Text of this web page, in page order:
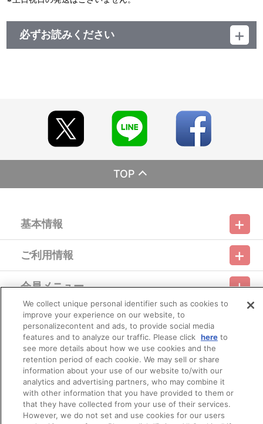
必ずお読みください
■特典について
※BVC全巻予約特典『選べる！添い寝もできるでかクロス』な
らびに『オリジナルクリアファイル5枚セット』について、
また、BVC第1巻早期予約特典『オリジナルゴブタステッカ
ー』の特典付与条件や特典付与期間につきましては、
（https://bvc.bandaivisual.co.jp/feature/279/）
および本商品ページに掲載されている内容・注記をあらかじ
※商品画像はイメージです。実際の商品仕様が異なる場合がご
ざいます。あらかじめご了承ください。
■ご注文・お支払いについて
※決済方法「オンライン収納」を選択時は、メールにてご案内
させて頂きましたお支払期日までに
として手続きを致します。
いかなる理由でも、決済期間の延長は対応出来かねます。
なお、2019年1月18日（金）以降は、「マイページ」の「注
文・配送状況」からでもお支払に関するURLをご確認いただけま
※お客様都合による決済後のキャンセルは出来かねます。
※以下のご注文は、キャンセルさせて頂く場合がございます。
（１）転売、再販売または営利目的の恐れがある注文と判断
した場合
（２）購入上限のある商品を個人またはグループが繰り返し
注文した場合
TOP
基本情報
利用規約 特定商取引法に基づく表示
ご利用情報
ご利用ガイド サイトマップ お問い合わせ 推奨環境
Do Not Sell or Share My Personal Information
会員メニュー
会員規約 新規会員登録
その他のご案内
バンダイナムコフィルムワークス
We collect unique personal identifier such as cookies to
improve your experience on our website, to
personalizecontent and ads, to provide social media
features and to analyze our traffic. Please click hereto
see more details about how we use cookies and the
retention period of each cookie. We may sell or share
information about your use of our website to/with our
analytics and advertising partners, who may combine it
with other information that you have provided to them or
that they have collected from your use of their services.
However, we do not set and use cookies for our users